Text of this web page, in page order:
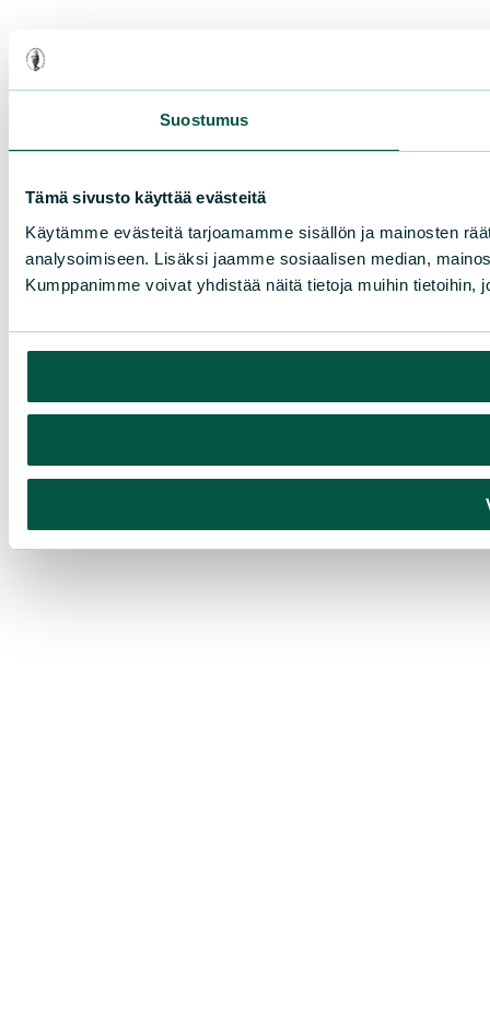
Suostumus
Tämä sivusto käyttää evästeitä
Käytämme evästeitä tarjoamamme sisällön ja mainosten
analysoimiseen. Lisäksi jaamme sosiaalisen median,
Kumppanimme voivat yhdistää näitä tietoja muihin tietoihin,